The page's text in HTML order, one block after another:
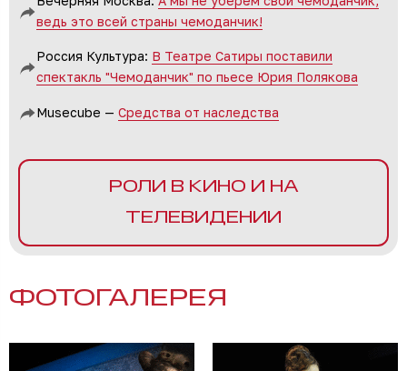
ведь это всей страны чемоданчик!
Россия Культура: В Театре Сатиры поставили
спектакль "Чемоданчик" по пьесе Юрия Полякова
Musecube — Средства от наследства
РОЛИ В КИНО И НА
ТЕЛЕВИДЕНИИ
ФОТОГАЛЕРЕЯ